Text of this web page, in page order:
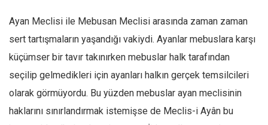
Ayan Meclisi ile Mebusan Meclisi arasında zaman zaman
sert tartışmaların yaşandığı vakiydi. Ayanlar mebuslara karşı
küçümser bir tavır takınırken mebuslar halk tarafından
seçilip gelmedikleri için ayanları halkın gerçek temsilcileri
olarak görmüyordu. Bu yüzden mebuslar ayan meclisinin
haklarını sınırlandırmak istemişse de Meclis-i Ayân bu